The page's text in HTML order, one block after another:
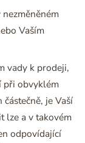
Vaším
vady k prodeji,
při obvyklém
je Vaší
lze a v takovém
odpovídající